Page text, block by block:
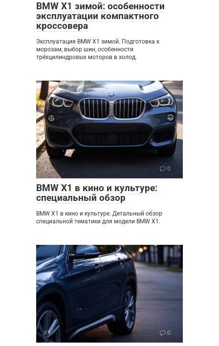
BMW X1 зимой: особенности
эксплуатации компактного
кроссовера
Эксплуатация BMW X1 зимой. Подготовка к
морозам, выбор шин, особенности
трёхцилиндровых моторов в холод.
X1 0
BMW X1 в кино и культуре:
специальный обзор
BMW X1 в кино и культуре. Детальный обзор
специальной тематики для модели BMW X1.
X1 0